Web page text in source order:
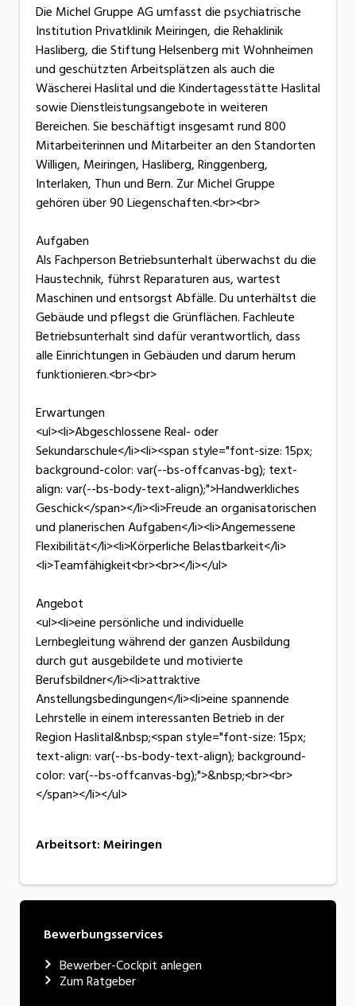
Die Michel Gruppe AG umfasst die psychiatrische
Institution Privatklinik Meiringen, die Rehaklinik
Hasliberg, die Stiftung Helsenberg mit Wohnheimen
und geschützten Arbeitsplätzen als auch die
Wäscherei Haslital und die Kindertagesstätte Haslital
sowie Dienstleistungsangebote in weiteren
Bereichen. Sie beschäftigt insgesamt rund 800
Mitarbeiterinnen und Mitarbeiter an den Standorten
Willigen, Meiringen, Hasliberg, Ringgenberg,
Interlaken, Thun und Bern. Zur Michel Gruppe
gehören über 90 Liegenschaften.<br><br>
Aufgaben
Als Fachperson Betriebsunterhalt überwachst du die
Haustechnik, führst Reparaturen aus, wartest
Maschinen und entsorgst Abfälle. Du unterhältst die
Gebäude und pflegst die Grünflächen. Fachleute
Betriebsunterhalt sind dafür verantwortlich, dass
alle Einrichtungen in Gebäuden und darum herum
funktionieren.<br><br>
Erwartungen
<ul><li>Abgeschlossene Real- oder
Sekundarschule</li><li><span style="font-size: 15px;
background-color: var(--bs-offcanvas-bg); text-
align: var(--bs-body-text-align);">Handwerkliches
Geschick</span></li><li>Freude an organisatorischen
und planerischen Aufgaben</li><li>Angemessene
Flexibilität</li><li>Körperliche Belastbarkeit</li>
<li>Teamfähigkeit<br><br></li></ul>
Angebot
<ul><li>eine persönliche und individuelle
Lernbegleitung während der ganzen Ausbildung
durch gut ausgebildete und motivierte
Berufsbildner</li><li>attraktive
Anstellungsbedingungen</li><li>eine spannende
Lehrstelle in einem interessanten Betrieb in der
Region Haslital&nbsp;<span style="font-size: 15px;
text-align: var(--bs-body-text-align); background-
color: var(--bs-offcanvas-bg);">&nbsp;<br><br>
</span></li></ul>
Arbeitsort:Meiringen
Bewerbungsservices
Bewerber-Cockpit anlegen
Zum Ratgeber